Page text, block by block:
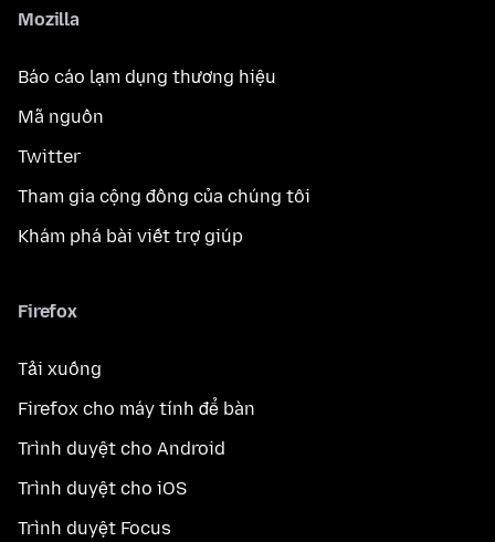
Mozilla
Báo cáo lạm dụng thương hiệu
Mã nguồn
Twitter
Tham gia cộng đồng của chúng tôi
Khám phá bài viết trợ giúp
Firefox
Tải xuống
Firefox cho máy tính để bàn
Trình duyệt cho Android
Trình duyệt cho iOS
Trình duyệt Focus